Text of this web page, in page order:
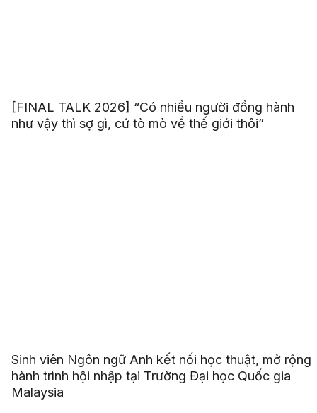
[FINAL TALK 2026] “Có nhiều người đồng hành
như vậy thì sợ gì, cứ tò mò về thế giới thôi”
Sinh viên Ngôn ngữ Anh kết nối học thuật, mở rộng
hành trình hội nhập tại Trường Đại học Quốc gia
Malaysia